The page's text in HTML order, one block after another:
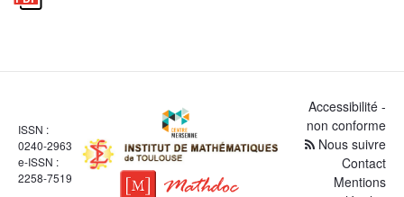
ISSN :
0240-2963
e-ISSN :
2258-7519
Accessibilité -
non conforme
Nous suivre
Contact
Mentions